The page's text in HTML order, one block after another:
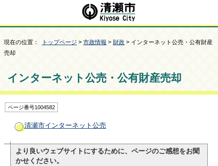
現在の位置： トップページ > 市政情報 > 財政 > インターネット公売・公有財産
売却
インターネット公売・公有財産売却
ページ番号1004582
清瀬市インターネット公売
より良いウェブサイトにするために、ページのご感想をお聞
かせください。